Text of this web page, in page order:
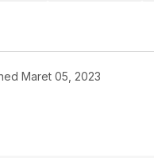
Maret 05, 2023